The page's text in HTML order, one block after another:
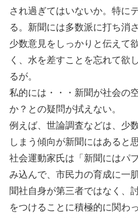
され過ぎてはいないか。特に
る。新聞には多数派に打ち消
少数意見をしっかりと伝えて
く、水を差すことを忘れて欲
るが。
私的には・・・新聞が社会の
か？との疑問が拭えない。
例えば、世論調査などは、少
しまう傾向が新聞にはあると
社会運動家氏は「新聞にはパ
み込んで、市民力の育成に一
聞社自身が第三者ではなく、
をつけることに積極的に関わ